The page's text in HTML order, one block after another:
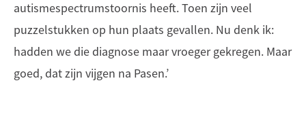
autismespectrumstoornis heeft. Toen zijn veel
puzzelstukken op hun plaats gevallen. Nu denk ik:
hadden we die diagnose maar vroeger gekregen. Maar
goed, dat zijn vijgen na Pasen.’